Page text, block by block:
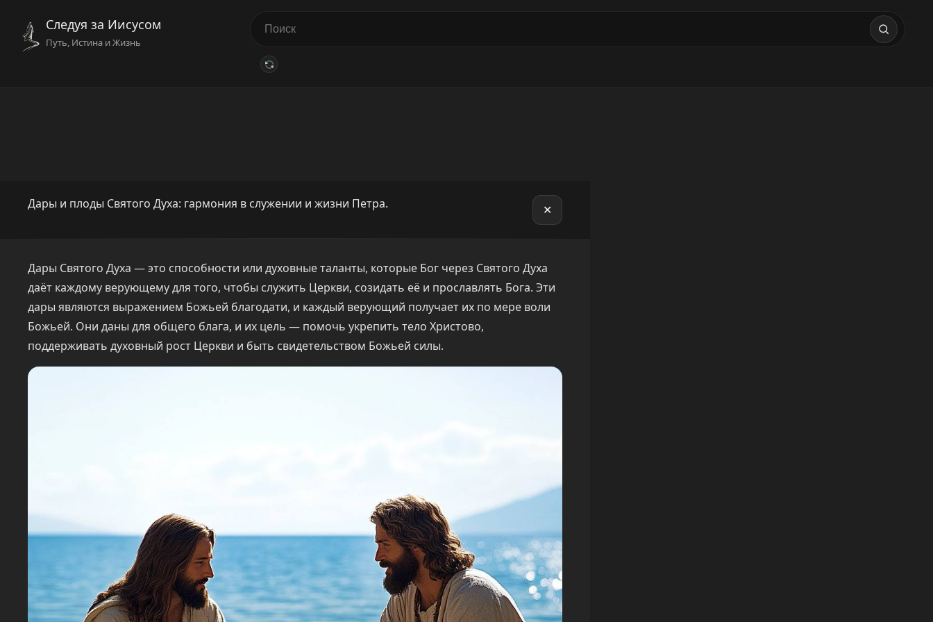
Следуя за Иисусом
Путь, Истина и Жизнь
✕
Дары и плоды Святого Духа: гармония в служении и жизни Петра.
Дары Святого Духа — это способности или духовные таланты, которые Бог через Святого Духа
даёт каждому верующему для того, чтобы служить Церкви, созидать её и прославлять Бога. Эти
дары являются выражением Божьей благодати, и каждый верующий получает их по мере воли
Божьей. Они даны для общего блага, и их цель — помочь укрепить тело Христово,
поддерживать духовный рост Церкви и быть свидетельством Божьей силы.